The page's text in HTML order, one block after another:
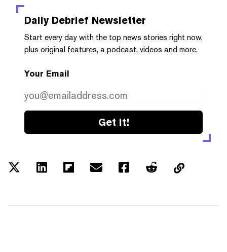
Daily Debrief Newsletter
Start every day with the top news stories right now,
plus original features, a podcast, videos and more.
Your Email
Get it!